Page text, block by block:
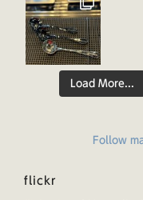
Load More...
Follow
flickr